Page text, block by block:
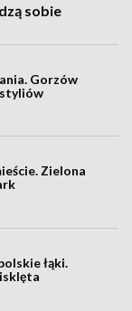
sobie
Gorzów
Zielona
łąki.